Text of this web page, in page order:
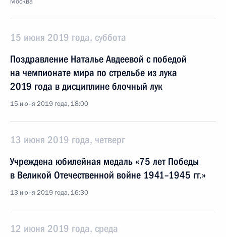
15 июня 2019 года, суббота
Поздравление Наталье Авдеевой с победой
на чемпионате мира по стрельбе из лука
2019 года в дисциплине блочный лук
15 июня 2019 года, 18:00
13 июня 2019 года, четверг
Учреждена юбилейная медаль «75 лет Победы
в Великой Отечественной войне 1941–1945 гг.»
13 июня 2019 года, 16:30
12 июня 2019 года, среда